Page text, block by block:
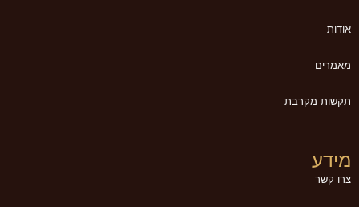
אודות
מאמרים
תקשות מקרבת
מידע
צרו קשר